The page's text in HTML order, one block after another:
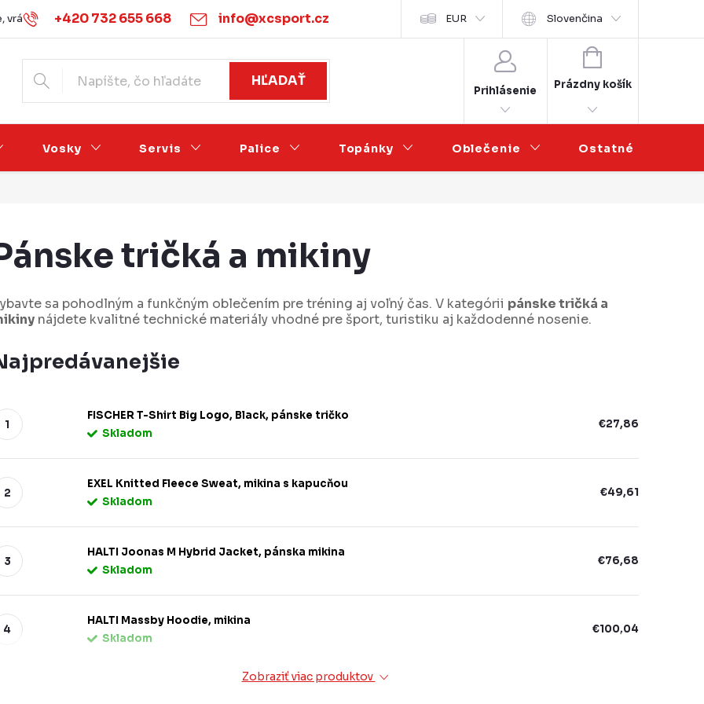
+420 732 655 668 info@xcsport.cz
vrácení zboží Obchodné podmienky Podmínky ochrany osobních údajů Veľkoobchodná spolupráca
EUR Slovenčina
HĽADAŤ
Prihlásenie
NÁKUPNÝ
KOŠÍK
Prázdny košík
Vosky Servis Palice Topánky Oblečenie Ostatné
tričká a mikiny
sa pohodlným a funkčným oblečením pre tréning aj voľný čas. V kategórii pánske tričká a
nájdete kvalitné technické materiály vhodné pre šport, turistiku aj každodenné nosenie.
FISCHER T-Shirt Big Logo, Black, pánske tričko
Skladom
€27,86
EXEL Knitted Fleece Sweat, mikina s kapucňou
Skladom
€49,61
HALTI Joonas M Hybrid Jacket, pánska mikina
Skladom
€76,68
HALTI Massby Hoodie, mikina
Skladom
€100,04
Zobraziť viac produktov